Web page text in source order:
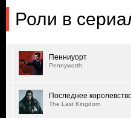
Роли в
Пенниуорт
Pennyworth
Последнее
The Last Kingdom